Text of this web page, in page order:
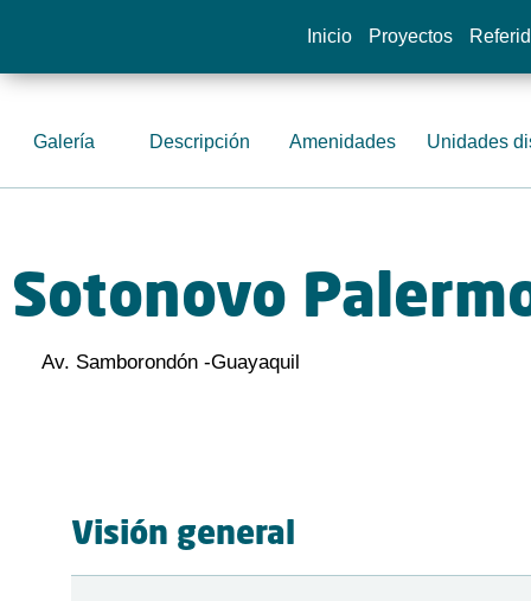
Inicio Proyectos
Galería Descripción Amenidades Unidades
Sotonovo
Av. Samborondón -Guayaquil
Visión general